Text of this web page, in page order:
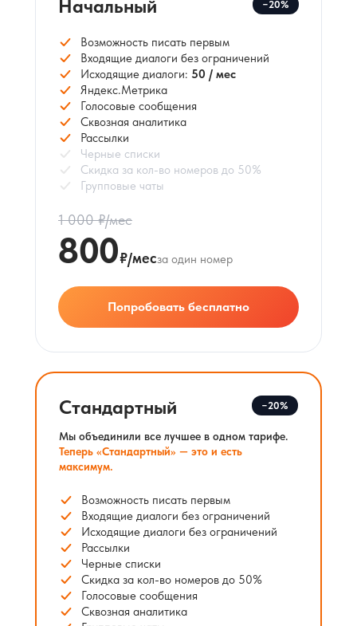
−20%
Начальный
Возможность писать первым
Входящие диалоги без ограничений
Исходящие диалоги: 50 / мес
Яндекс.Метрика
Голосовые сообщения
Сквозная аналитика
Рассылки
Черные списки
Скидка за кол-во номеров до 50%
Групповые чаты
1 000 ₽/мес
800₽/месза один номер
Попробовать бесплатно
−20%
Стандартный
Мы объединили все лучшее в одном тарифе.
Теперь «Стандартный» — это и есть
максимум.
Возможность писать первым
Входящие диалоги без ограничений
Исходящие диалоги без ограничений
Рассылки
Черные списки
Скидка за кол-во номеров до 50%
Голосовые сообщения
Сквозная аналитика